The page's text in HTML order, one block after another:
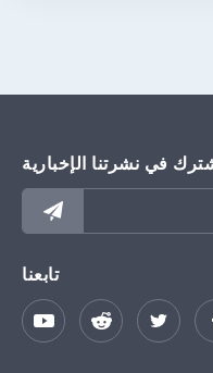
في نشرتنا الإخبارية
تابعنا